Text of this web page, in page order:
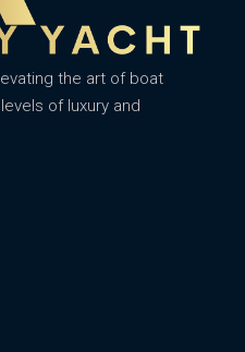
the art of boat
of luxury and